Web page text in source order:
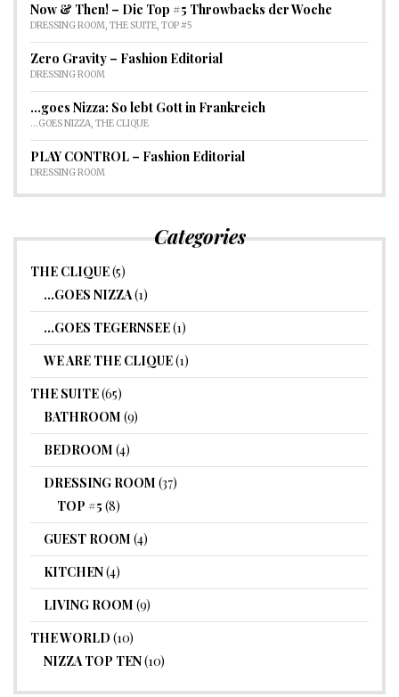
Now & Then! – Die Top #5 Throwbacks der Woche
DRESSING ROOM, THE SUITE, TOP #5
Zero Gravity – Fashion Editorial
DRESSING ROOM
…goes Nizza: So lebt Gott in Frankreich
...GOES NIZZA, THE CLIQUE
PLAY CONTROL – Fashion Editorial
DRESSING ROOM
Categories
THE CLIQUE(5)
…GOES NIZZA(1)
…GOES TEGERNSEE(1)
WE ARE THE CLIQUE(1)
THE SUITE(65)
BATHROOM (9)
BEDROOM (4)
DRESSING ROOM (37)
TOP #5 (8)
GUEST ROOM (4)
KITCHEN(4)
LIVING ROOM (9)
THE WORLD (10)
NIZZA TOP TEN(10)